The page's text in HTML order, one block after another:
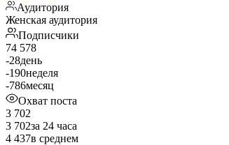
Аудитория
Женская аудитория
Подписчики
74 578
-28день
-190неделя
-786месяц
Охват поста
3 702
3 702за 24 часа
4 437в среднем